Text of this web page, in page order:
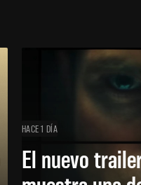
HACE 1 DÍA
El nuevo